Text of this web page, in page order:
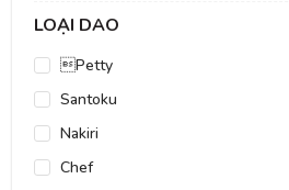
LOẠI DAO
Petty
Santoku
Nakiri
Chef